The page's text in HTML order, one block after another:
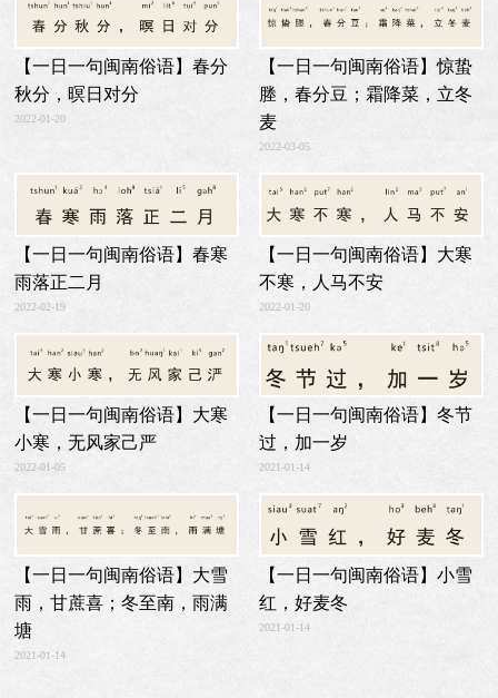
【一日一句闽南俗语】春分
秋分，暝日对分
2022-01-20
【一日一句闽南俗语】惊蛰
塍，春分豆；霜降菜，立冬
麦
2022-03-05
【一日一句闽南俗语】春寒
雨落正二月
2022-02-19
【一日一句闽南俗语】大寒
不寒，人马不安
2022-01-20
【一日一句闽南俗语】大寒
小寒，无风家己严
2022-01-05
【一日一句闽南俗语】冬节
过，加一岁
2021-01-14
【一日一句闽南俗语】大雪
雨，甘蔗喜；冬至南，雨满
塘
2021-01-14
【一日一句闽南俗语】小雪
红，好麦冬
2021-01-14